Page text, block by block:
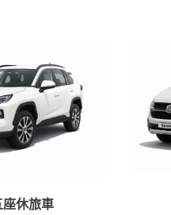
座休旅車